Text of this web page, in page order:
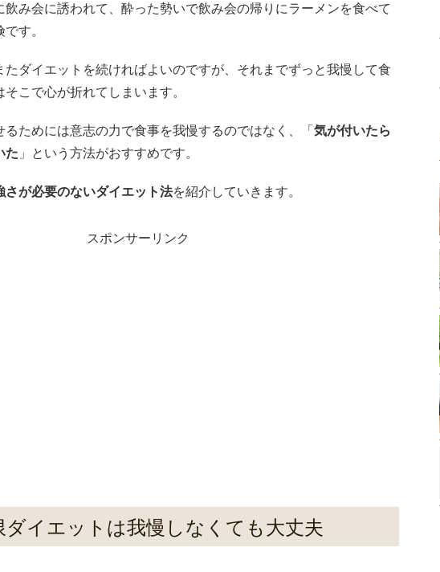
飲み会に誘われて、酔った勢いで飲み会の帰りにラーメンを食べて
す。
たダイエットを続ければよいのですが、それまでずっと我慢して食
こで心が折れてしまいます。
るためには意志の力で食事を我慢するのではなく、「 気が付いたら
た 」という方法がおすすめです。
さが必要のないダイエット法を紹介していきます。
スポンサーリンク
ダイエットは我慢しなくても大丈夫